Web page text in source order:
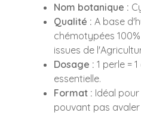
Nom botanique :
Qualité : A base
chémotypées
issues de
Dosage : 1 perle =
essentielle.
Format : Idéal
pouvant pas